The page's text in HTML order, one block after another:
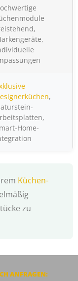
,
Home-
Küchen-
zu
ANFRAGEN: